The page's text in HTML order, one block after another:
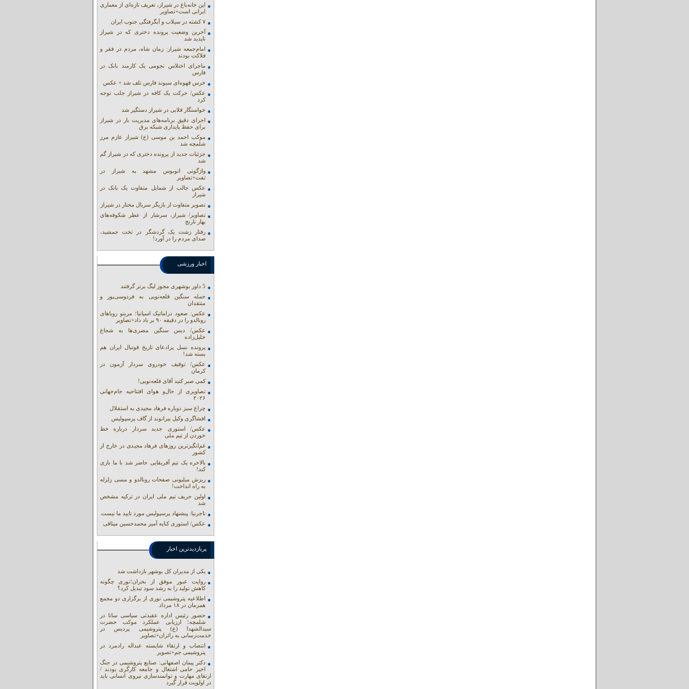
این خانه‌باغ در شیراز، تعریف تازه‌ای از معماری
ایرانی است+تصاویر
۷ کشته در سیلاب و آبگرفتگی جنوب ایران
آخرین وضعیت پرونده دختری که در شیراز
ناپدید شد
امام‌جمعه شیراز: زمان شاه، مردم در فقر و
فلاکت بودند
ماجرای اختلاس نجومی یک کارمند بانک در
فارس
خرس قهوه‌ای سیوند فارس تلف شد + عکس
عکس/ حرکت یک کافه در شیراز جلب توجه
کرد
خواستگار قلابی در شیراز دستگیر شد
اجرای دقیق برنامه‌های مدیریت بار در شیراز
برای حفظ پایداری شبکه برق
موکب احمد بن موسی (ع) شیراز عازم مرز
شلمچه شد
جزئیات جدید از پرونده دختری که در شیراز گم
شد
واژگونی اتوبوس مشهد به شیراز در
تفت+تصاویر
عکس جالب از شمایل متفاوت یک بانک در
شیراز
تصویر متفاوت از بازیگر سریال مختار در شیراز
تصاویر/ شیراز، سرشار از عطر شکوفه‌های
بهار نارنج
رفتار زشت یک گردشگر در تخت جمشید،
صدای مردم را در آورد!
اخبار ورزشی
5 داور بوشهری مجوز لیگ برتر گرفتند
حمله سنگین قلعه‌نویی به فردوسی‌پور و
منتقدان
عکس: صعود دراماتیک اسپانیا؛ مرینو رویاهای
رونالدو را در دقیقه ۹۰ بر باد داد+تصاویر
عکس/ دیس سنگین مصری‌ها به شجاع
خلیل‌زاده
پرونده نسل پرادعای تاریخ فوتبال ایران هم
بسته شد!
عکس/ توقیف خودروی سردار آزمون در
کرمان
کمی صبر کنید آقای قلعه‌نویی!
تصاویری از حال‌و هوای افتتاحیه جام‌جهانی
۲۰۲۶
چراغ سبز دوباره فرهاد مجیدی به استقلال
افشاگری وکیل بیرانوند از گاف‌ پرسپولیس
عکس/ استوری جدید سردار درباره خط
خوردن از تیم ملی
غم‌انگیزترین روزهای فرهاد مجیدی در خارج از
کشور
بالاخره یک تیم آفریقایی حاضر شد با ما بازی
کند!
ریزش میلیونی صفحات رونالدو و مسی زلزله
به راه انداخت!
اولین حریف تیم ملی ایران در ترکیه مشخص
شد
تاجرنیا: پیشنهاد پرسپولیس مورد تایید ما نیست
عکس/ استوری کنایه آمیز محمدحسین میثاقی
پربازدیدترین اخبار
یکی از مدیران کل بوشهر بازداشت شد
روایت عبور موفق از بحران؛نوری چگونه
کاهش تولید را به رشد سود تبدیل کرد؟
اطلاعیه پتروشیمی نوری از برگزاری دو مجمع
همزمان در ۱۸ مرداد
حضور رئیس اداره عقیدتی سیاسی ساتا در
شلمچه؛ ارزیابی عملکرد موکب حضرت
سیدالشهدا (ع) پتروشیمی پردیس در
خدمت‌رسانی به زائران+تصاویر
انتصاب و ارتقاء شایسته عبداله رادمرد در
پتروشیمی جم+تصویر
دکتر پیمان اصفهانی: صنایع پتروشیمی در جنگ
اخیر حامی اشتغال و جامعه کارگری بودند /
ارتقای مهارت و توانمندسازی نیروی انسانی باید
در اولویت قرار گیرد